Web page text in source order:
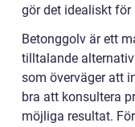
gör det idealiskt för
Betonggolv är ett
tilltalande
som överväger att
bra att konsultera
möjliga resultat.